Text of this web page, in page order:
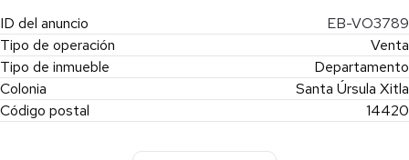
ID del anuncio
EB-VO3789
Tipo de operación
Venta
Tipo de inmueble
Departamento
Colonia
Santa Úrsula Xitla
Código postal
14420